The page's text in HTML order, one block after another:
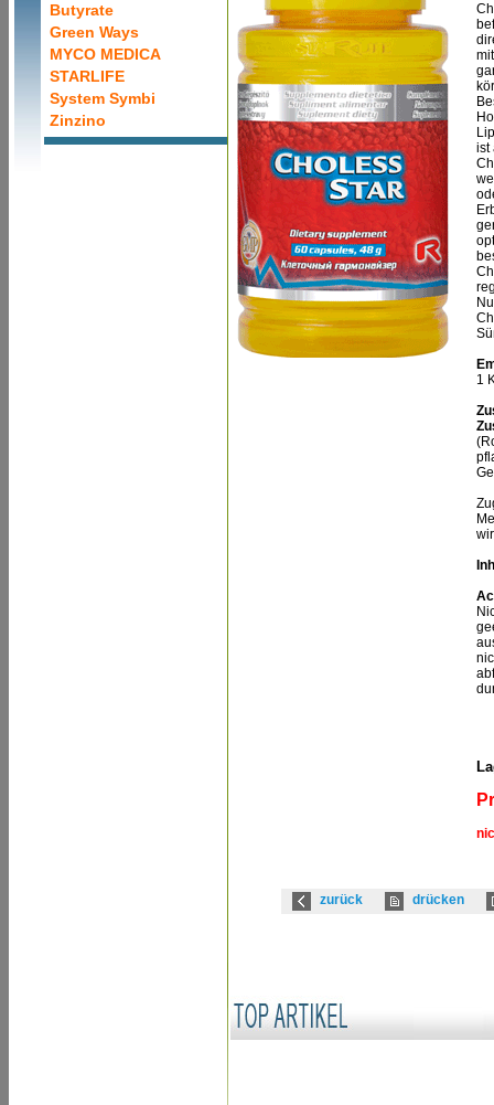
ist
1
zurück drücken
Butyrate
Green Ways
MYCO MEDICA
STARLIFE
System Symbi
Zinzino